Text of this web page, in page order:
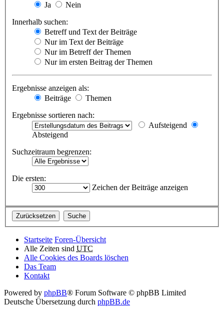
Ja
Nein
Innerhalb suchen:
Betreff und Text der Beiträge
Nur im Text der Beiträge
Nur im Betreff der Themen
Nur im ersten Beitrag der Themen
Ergebnisse anzeigen als:
Beiträge
Themen
Ergebnisse sortieren nach:
Aufsteigend
Absteigend
Suchzeitraum begrenzen:
Die ersten:
Zeichen der Beiträge anzeigen
Startseite Foren-Übersicht
Alle Zeiten sind UTC
Alle Cookies des Boards löschen
Das Team
Kontakt
Powered by phpBB® Forum Software © phpBB Limited
Deutsche Übersetzung durch phpBB.de